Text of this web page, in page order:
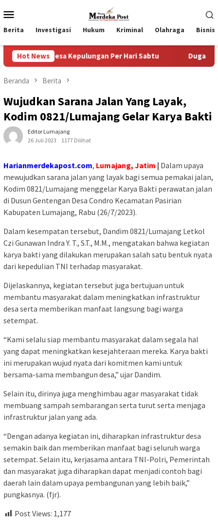
ke
kontenMobile
Berita Investigasi Hukum Kriminal Olahraga Bisnis
Hot News
Kepulungan Per Hari Sabtu Dugaan Pungli SKAB di
Beranda Berita
Wujudkan Sarana Jalan Yang Layak,
Kodim 0821/Lumajang Gelar Karya Bakti
Editor Lumajang
26 Juli 2023
1177 Dilihat
Harianmerdekapost.com, Lumajang, Jatim | Dalam upaya
mewujudkan sarana jalan yang layak bagi semua pemakai jalan,
Kodim 0821/Lumajang menggelar Karya Bakti perawatan jalan
di Dusun Gentengan Desa Condro Kecamatan Pasirian
Kabupaten Lumajang, Rabu (26/7/2023).
Dalam kesempatan tersebut, Dandim 0821/Lumajang Letkol
Czi Gunawan Indra Y. T., S.T., M.M., mengatakan bahwa kegiatan
karya bakti yang dilakukan merupakan salah satu bentuk nyata
dari kepedulian TNI terhadap masyarakat.
Dijelaskannya, kegiatan tersebut juga bertujuan untuk
membantu masyarakat dalam meningkatkan infrastruktur
desa serta memberikan manfaat langsung bagi warga
setempat.
“Kami selalu siap membantu masyarakat dalam segala hal
yang dapat meningkatkan kesejahteraan mereka. Karya bakti
ini merupakan wujud nyata dari komitmen kami untuk
bersama-sama membangun desa,” ujar Dandim.
Selain itu, dirinya juga menghimbau agar masyarakat tidak
membuang sampah sembarangan serta turut serta menjaga
infrastruktur jalan yang ada.
“Dengan adanya kegiatan ini, diharapkan infrastruktur desa
semakin baik dan memberikan manfaat bagi seluruh warga
setempat. Selain itu, kerjasama antara TNI-Polri, Pemerintah
dan masyarakat juga diharapkan dapat menjadi contoh bagi
daerah lain dalam upaya pembangunan yang lebih baik,”
pungkasnya. (fjr).
Post Views: 1,177